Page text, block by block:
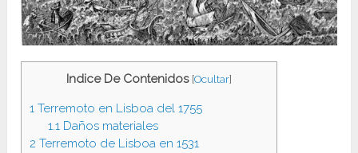
Indice De Contenidos [Ocultar]
1 Terremoto en Lisboa del 1755
1.1Daños materiales
2 Terremoto de Lisboa en 1531